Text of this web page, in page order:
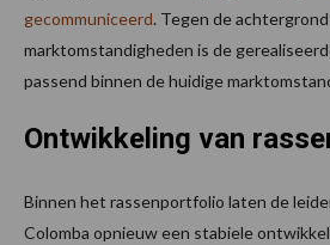
gecommuniceerd. Tegen de
marktomstandigheden is de
passend binnen de huidige
Ontwikkeling van
Binnen het rassenportfolio laten de
Colomba opnieuw een stabiele